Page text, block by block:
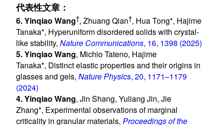
代表性文章：
6.Yinqiao Wang†, Zhuang Qian†, Hua Tong*, Hajime
Tanaka*, Hyperuniform disordered solids with crystal-
like stability, Nature Communications, 16, 1398 (2025)
5.Yinqiao Wang, Michio Tateno, Hajime
Tanaka*, Distinct elastic properties and their origins in
glasses and gels, Nature Physics, 20, 1171–1179
(2024)
4.Yinqiao Wang, Jin Shang, Yuliang Jin, Jie
Zhang*, Experimental observations of marginal
criticality in granular materials, Proceedings of the